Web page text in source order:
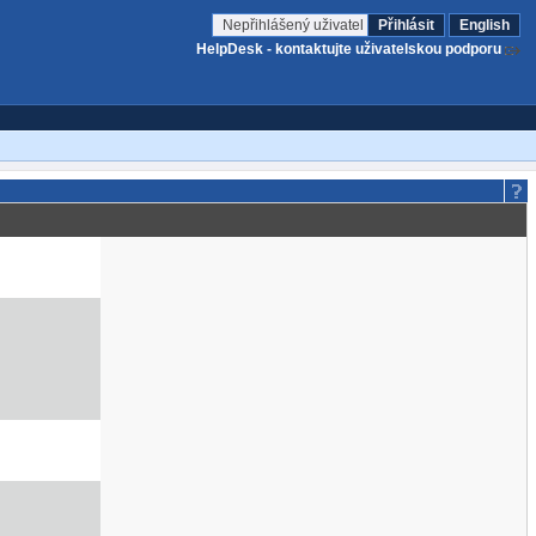
Nepřihlášený uživatel Přihlásit
English
HelpDesk - kontaktujte uživatelskou podporu